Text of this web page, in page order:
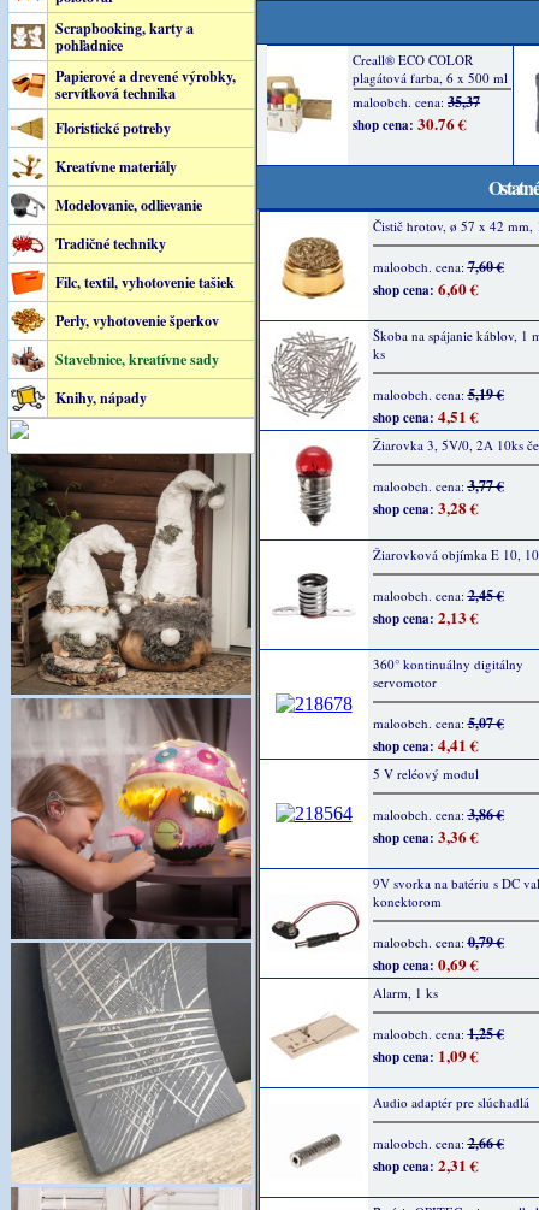
Scrapbooking, karty a
pohľadnice
Papierové a drevené výrobky,
servítková technika
Floristické potreby
Kreatívne materiály
Modelovanie, odlievanie
Tradičné techniky
Filc, textil, vyhotovenie tašiek
Perly, vyhotovenie šperkov
Stavebnice, kreatívne sady
Knihy, nápady
Čistič hrotov, ø 57 x 42 mm,
maloobch. cena:7,60 €
shop cena: 6,60 €
Škoba na spájanie káblov, 1
ks
maloobch. cena:5,19 €
shop cena: 4,51 €
Žiarovka 3, 5V/0, 2A 10ks
maloobch. cena:3,77 €
shop cena: 3,28 €
Žiarovková objímka E 10,
maloobch. cena:2,45 €
shop cena: 2,13 €
360° kontinuálny digitálny
servomotor
maloobch. cena:5,07 €
shop cena: 4,41 €
5 V reléový modul
maloobch. cena:3,86 €
shop cena: 3,36 €
9V svorka na batériu s DC
konektorom
maloobch. cena:0,79 €
shop cena: 0,69 €
Alarm, 1 ks
maloobch. cena:1,25 €
shop cena: 1,09 €
Audio adaptér pre slúchadlá
maloobch. cena:2,66 €
shop cena: 2,31 €